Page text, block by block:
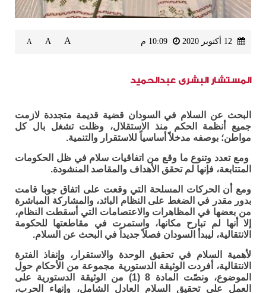
A
A
A
المستشار البشرى عبدالحميد
البحث عن السلام في السودان قضية قديمة متجددة لازمت
جميع أنظمة الحكم منذ الاستقلال، وظلت تشغل بال كل
مواطن؛ بوصفه مدخلاً أساسياً للاستقرار والتنمية.
ومع تعدد وتنوع ما وقع من اتفاقيات سلام في ظل الحكومات
المتتابعة، فإنها لم تحقق الأهداف والمقاصد المنشودة.
ومع أن الحركات المسلحة التي وقعت على اتفاق جوبا قامت
بدور مقدر في الضغط على النظام البائد، والمشاركة المباشرة
من بعضها في المظاهرات والاعتصامات التي أسقطت النظام،
إلا أنها لم تبارح مكانها، واستمرت في مقاطعتها للحكومة
الانتقالية، ليبدأ السودان فصلاً جديداً في البحث عن السلام.
لأهمية السلام في تحقيق الوحدة والاستقرار، وإنفاذ الفترة
الانتقالية، أفردت الوثيقة الدستورية مجموعة من الأحكام حول
الموضوع، ونصّت المادة 8 (1) من الوثيقة الدستورية على
العمل على تحقيق السلام العادل الشامل، وإنهاء الحرب،